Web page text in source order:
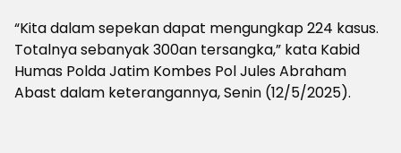
“Kita dalam sepekan dapat mengungkap 224 kasus.
Totalnya sebanyak 300an tersangka,” kata Kabid
Humas Polda Jatim Kombes Pol Jules Abraham
Abast dalam keterangannya, Senin (12/5/2025).